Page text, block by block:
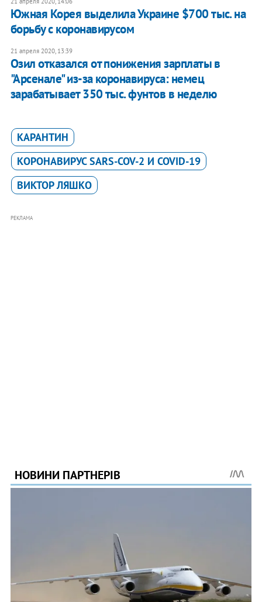
Южная Корея выделила Украине $700 тыс. на
борьбу с коронавирусом
21 апреля 2020, 13:39
Озил отказался от понижения зарплаты в
"Арсенале" из-за коронавируса: немец
зарабатывает 350 тыс. фунтов в неделю
КАРАНТИН
КОРОНАВИРУС SARS-COV-2 И COVID-19
ВИКТОР ЛЯШКО
РЕКЛАМА